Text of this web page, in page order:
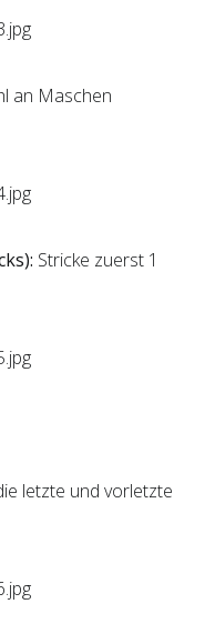
an Maschen
Stricke zuerst 1
letzte und vorletzte